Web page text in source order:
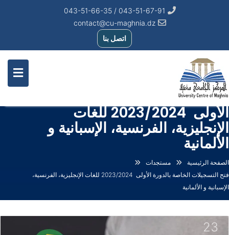
043-51-67-91 / 043-51-66-35
contact@cu-maghnia.dz
اتصل بنا
فتح التسجيلات الخاصة بالدورة
الأولى 2023/2024 للغات
الإنجليزية، الفرنسية، الإسبانية و
الألمانية
الصفحة الرئيسية
مستجدات
فتح التسجيلات الخاصة بالدورة الأولى 2023/2024 للغات الإنجليزية، الفرنسية،
الإسبانية و الألمانية
23